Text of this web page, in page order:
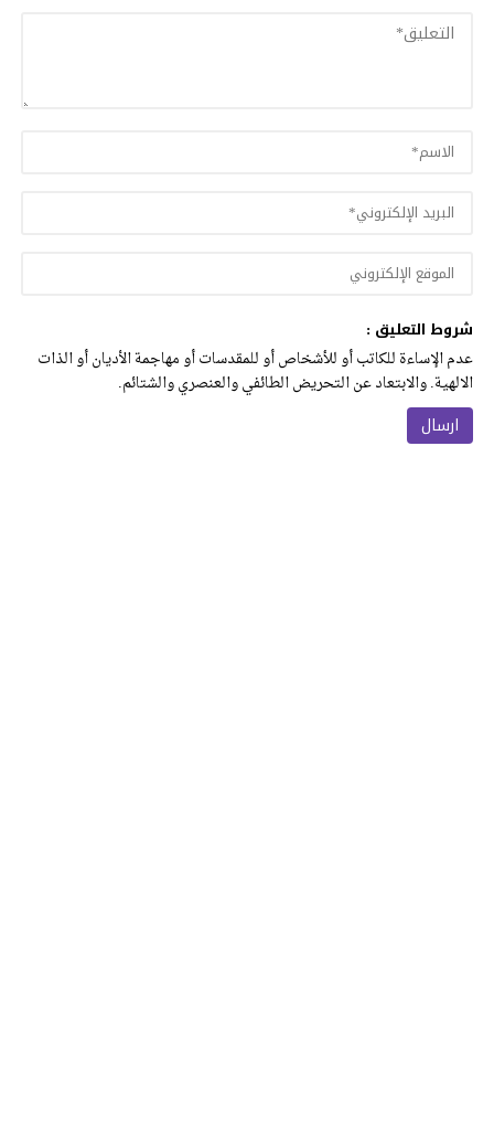
شروط التعليق :
عدم الإساءة للكاتب أو للأشخاص أو للمقدسات أو مهاجمة الأديان أو الذات
الالهية. والابتعاد عن التحريض الطائفي والعنصري والشتائم.